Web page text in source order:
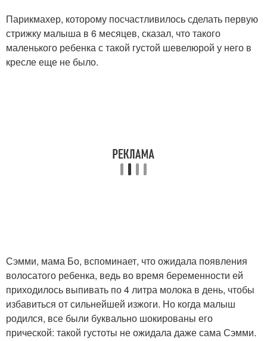
Парикмахер, которому посчастливилось сделать первую
стрижку малыша в 6 месяцев, сказал, что такого
маленького ребенка с такой густой шевелюрой у него в
кресле еще не было.
Сэмми, мама Бо, вспоминает, что ожидала появления
волосатого ребенка, ведь во время беременности ей
приходилось выпивать по 4 литра молока в день, чтобы
избавиться от сильнейшей изжоги. Но когда малыш
родился, все были буквально шокированы его
прической: такой густоты не ожидала даже сама Сэмми.